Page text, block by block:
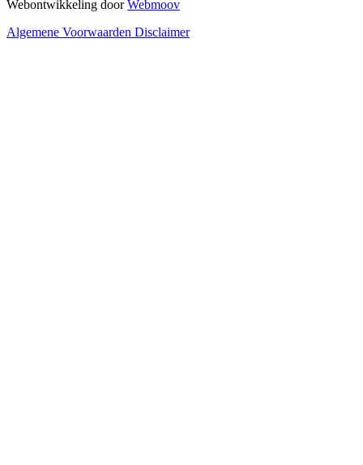
Webontwikkeling doorWebmoov
Algemene Voorwaarden Disclaimer